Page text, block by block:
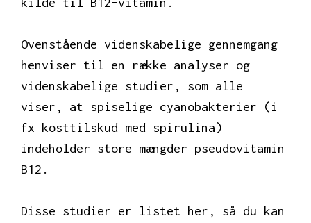
Ovenstående videnskabelige gennemgang
henviser til en række analyser og
videnskabelige studier, som alle
viser, at spiselige cyanobakterier (i
fx kosttilskud med spirulina)
indeholder store mængder pseudovitamin
B12.
Disse studier er listet her, så du kan